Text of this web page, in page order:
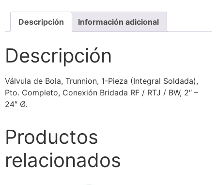
Descripción Información adicional
Descripción
Válvula de Bola, Trunnion, 1-Pieza (Integral Soldada),
Pto. Completo, Conexión Bridada RF / RTJ / BW, 2″ –
24″ Ø.
Productos
relacionados